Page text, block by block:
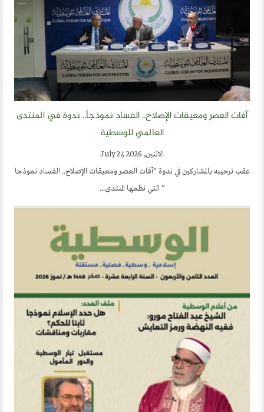
آفات العصر ومعيقات الإصلاح.. الفساد نموذجاً.. ندوة في المنتدى
العالمي للوسطية
الاثنين, July 27, 2026
عقب ترحيبه بالمشاركين في ندوة "آفات العصر ومعيقات الإصلاح.. الفساد نموذجا
" التي نظمها المنتدى...